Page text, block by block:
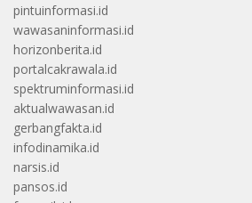
pintuinformasi.id
wawasaninformasi.id
horizonberita.id
portalcakrawala.id
spektruminformasi.id
aktualwawasan.id
gerbangfakta.id
infodinamika.id
narsis.id
pansos.id